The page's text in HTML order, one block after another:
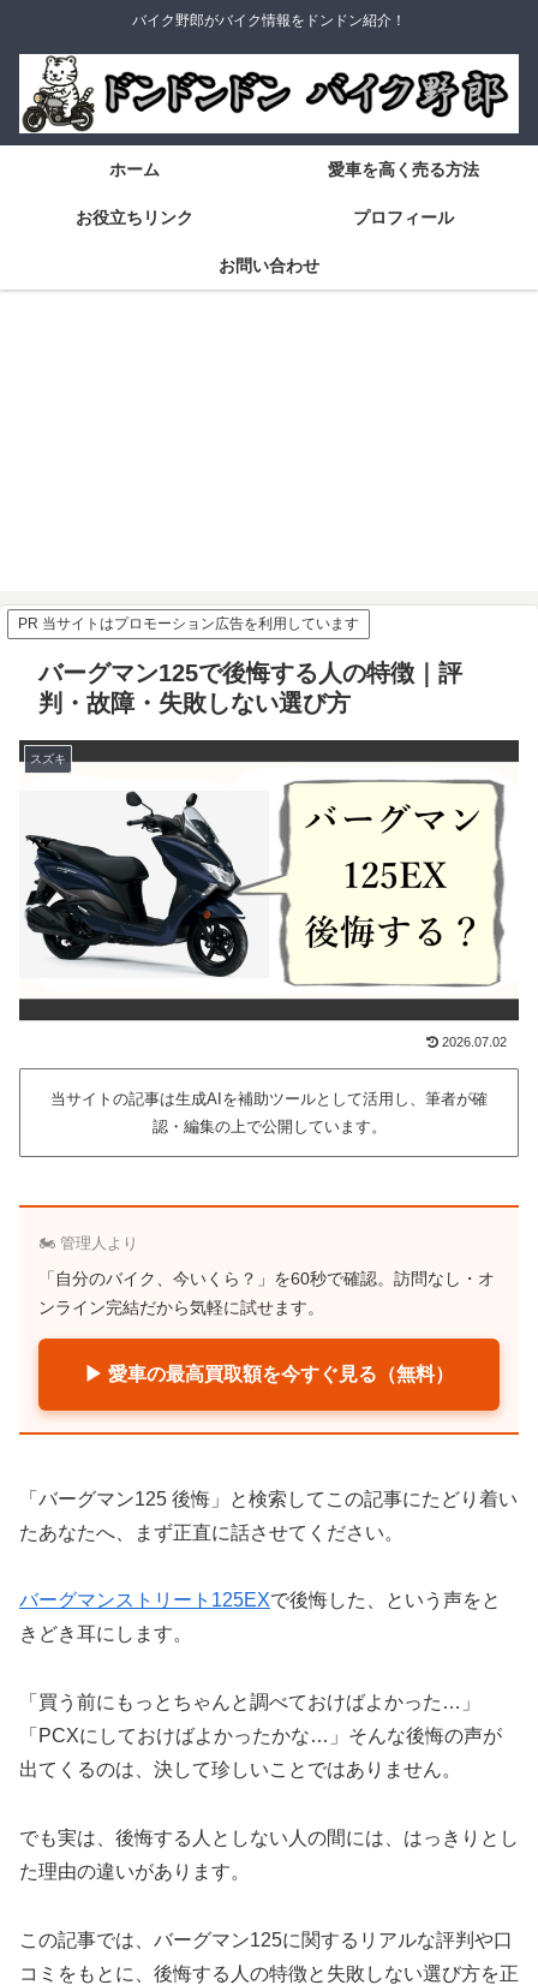
バイク野郎がバイク情報をドンドン紹介！
ホーム 愛車を高く売る方法
お役立ちリンク プロフィール
お問い合わせ
PR 当サイトはプロモーション広告を利用しています
バーグマン125で後悔する人の特徴｜評
判・故障・失敗しない選び方
スズキ
2026.07.02
当サイトの記事は生成AIを補助ツールとして活用し、筆者が確
認・編集の上で公開しています。
🏍️ 管理人より
「自分のバイク、今いくら？」を60秒で確認。訪問なし・オ
ンライン完結だから気軽に試せます。
▶ 愛車の最高買取額を今すぐ見る（無料）
「バーグマン125 後悔」と検索してこの記事にたどり着い
たあなたへ、まず正直に話させてください。
バーグマンストリート125EXで後悔した、という声をと
きどき耳にします。
「買う前にもっとちゃんと調べておけばよかった…」
「PCXにしておけばよかったかな…」そんな後悔の声が
出てくるのは、決して珍しいことではありません。
でも実は、後悔する人としない人の間には、はっきりとし
た理由の違いがあります。
この記事では、バーグマン125に関するリアルな評判や口
コミをもとに、後悔する人の特徴と失敗しない選び方を正